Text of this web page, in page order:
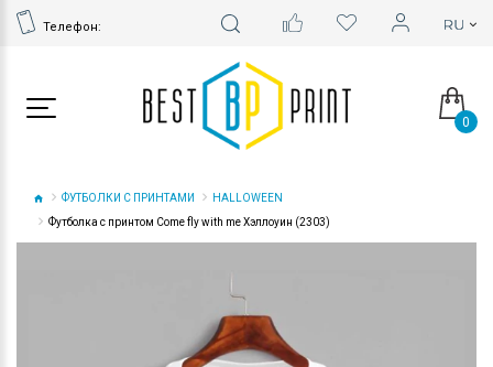
Телефон:
0
ФУТБОЛКИ С ПРИНТАМИ
HALLOWEEN
Футболка с принтом Come fly with me Хэллоуин (2303)